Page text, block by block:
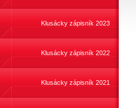
Klusácky zápisník 2023
Klusácky zápisník 2022
Klusácky zápisník 2021